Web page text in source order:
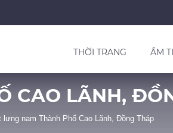
THỜI TRANG ẨM
CAO LÃNH,
lưng nam Thành Phố Cao Lãnh, Đồng Tháp